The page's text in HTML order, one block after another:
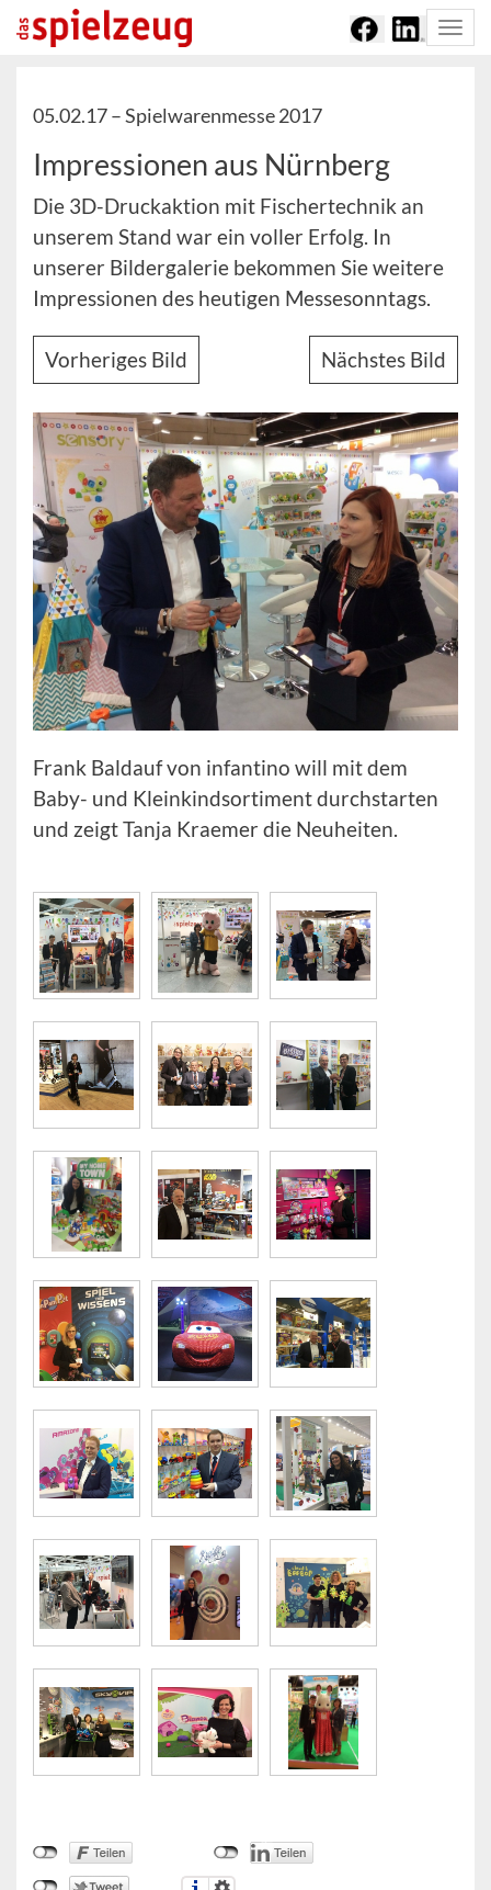
05.02.17 –Spielwarenmesse 2017
Impressionen aus Nürnberg
Die 3D-Druckaktion mit Fischertechnik an
unserem Stand war ein voller Erfolg. In
unserer Bildergalerie bekommen Sie weitere
Impressionen des heutigen Messesonntags.
Vorheriges Bild Nächstes Bild
Frank Baldauf von infantino will mit dem
Baby- und Kleinkindsortiment durchstarten
und zeigt Tanja Kraemer die Neuheiten.